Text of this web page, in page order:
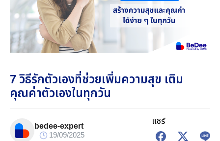
7 วิธีรักตัวเองที่ช่วยเพิ่มความสุข เติม
คุณค่าตัวเองในทุกวัน
bedee-expert
19/09/2025
แชร์